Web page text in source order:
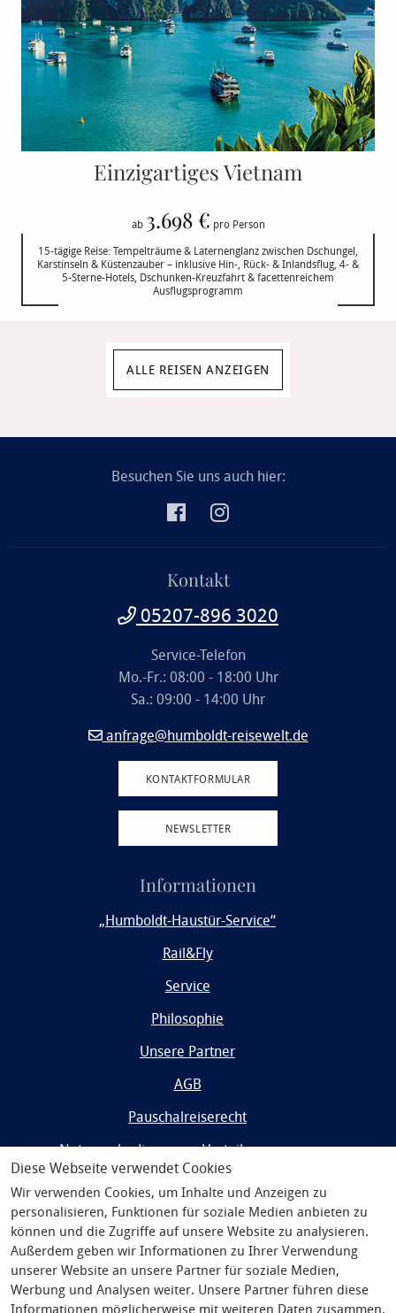
Diese Webseite verwendet Cookies
Wir verwenden Cookies, um Inhalte und Anzeigen zu
personalisieren, Funktionen für soziale Medien anbieten zu
können und die Zugriffe auf unsere Website zu analysieren.
Außerdem geben wir Informationen zu Ihrer Verwendung
unserer Website an unsere Partner für soziale Medien,
Werbung und Analysen weiter. Unsere Partner führen diese
Informationen möglicherweise mit weiteren Daten zusammen,
Einzigartiges Vietnam
ab 3.698 € pro Person
15-tägige Reise: Tempelträume & Laternenglanz zwischen Dschungel,
Karstinseln & Küstenzauber – inklusive Hin-, Rück- & Inlandsflug, 4- &
5-Sterne-Hotels, Dschunken-Kreuzfahrt & facettenreichem
Ausflugsprogramm
ALLE REISEN ANZEIGEN
Besuchen Sie uns auch hier:
Kontakt
05207-896 3020
Service-Telefon
Mo.-Fr.: 08:00 - 18:00 Uhr
Sa.: 09:00 - 14:00 Uhr
anfrage@humboldt-reisewelt.de
KONTAKTFORMULAR
NEWSLETTER
Informationen
„Humboldt-Haustür-Service“
Rail&Fly
Service
Philosophie
Unsere Partner
AGB
Pauschalreiserecht
Nutzungsbedingungen Vorteilsprogramm
Widerrufsrecht/Datenschutz